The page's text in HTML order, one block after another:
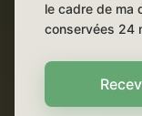
le cadre de ma
conservées 24